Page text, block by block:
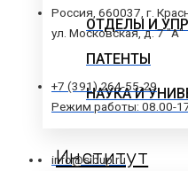
ОТДЕЛЫ И
ПАТЕНТЫ
НАУКА И
Институт
Россия, 660037, г.
ул. Московская, д. 7 "А"
+7 (391) 264-55-29
Режим работы: 08.00-
info@sibup.ru